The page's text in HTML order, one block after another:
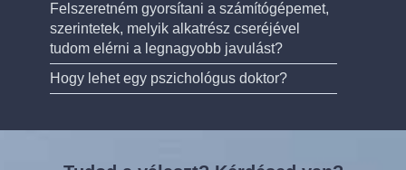
Felszeretném gyorsítani a számítógépemet,
szerintetek, melyik alkatrész cseréjével
tudom elérni a legnagyobb javulást?
Hogy lehet egy pszichológus doktor?